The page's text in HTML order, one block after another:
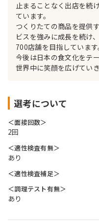
止まることなく出店を続
ています。
つくりたての商品を提供
ビスを強みに成長を続け、
700店舗を目指しています
今後は日本の食文化をテ
世界中に笑顔を広げていき
選考について
＜面接回数＞
2回
＜適性検査有無＞
あり
＜適性検査補足＞
＜調理テスト有無＞
あり